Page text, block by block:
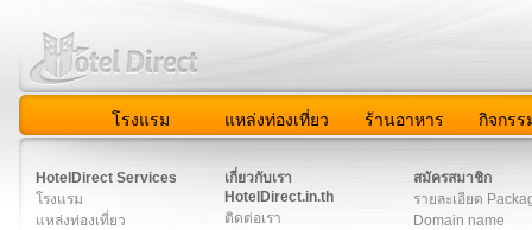
โรงแรม แหล่งท่องเที่ยว ร้านอาหาร กิจกรร
HotelDirect Services
โรงแรม
แหล่งท่องเที่ยว
เกี่ยวกับเรา
HotelDirect.in.th
ติดต่อเรา
สมัครสมาชิก
รายละเอียด
Domain name